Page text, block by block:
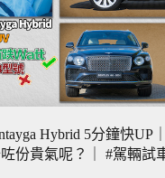
Hybrid 5分鐘快UP
份貴氣呢？｜ #駕輛試